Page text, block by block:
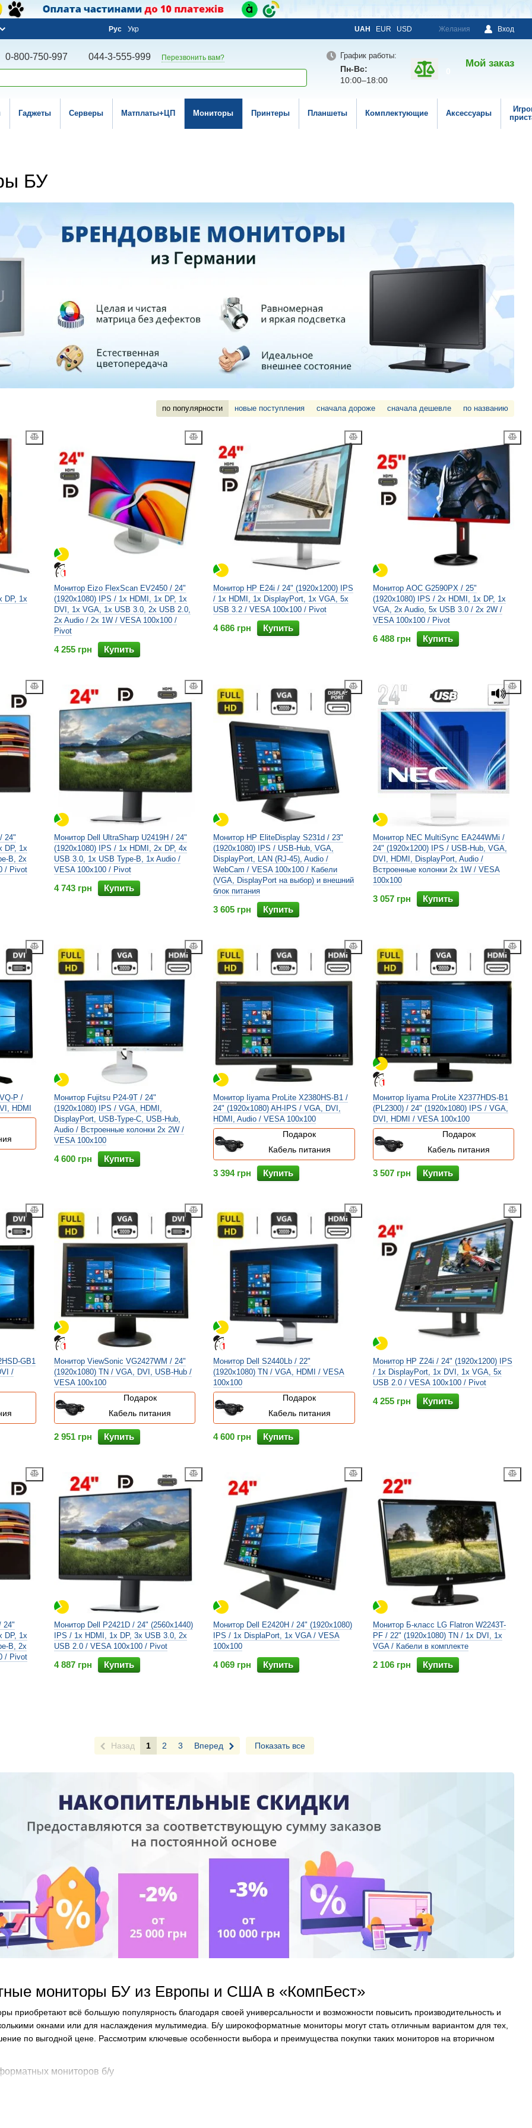
Рус Укр UAH EUR USD Желания Вход
0-800-750-997 044-3-555-999 Перезвонить вам? График работы:
Пн-Вс:
10:00–18:00
Мой заказ
Гаджеты Серверы Матплаты+ЦП Мониторы Принтеры Планшеты Комплектующие Аксессуары
БУ
мониторы БУ из Европы и США в «КомпБест»
приобретают всё большую популярность благодаря своей универсальности и возможности повысить производительность и
окнами или для наслаждения мультимедиа. Б/у широкоформатные мониторы могут стать отличным вариантом для тех,
по выгодной цене. Рассмотрим ключевые особенности выбора и преимущества покупки таких мониторов на вторичном
мониторов б/у
позволяют значительно сэкономить по сравнению с новыми моделями, при этом обеспечивают достойное качество
по популярности новые поступления сначала дороже сначала дешевле по названию
DP, 1x
Монитор Eizo FlexScan EV2450 / 24"
(1920x1080) IPS / 1x HDMI, 1x DP, 1x
DVI, 1x VGA, 1x USB 3.0, 2x USB 2.0,
2x Audio / 2х 1W / VESA 100x100 /
Pivot
4 255 грн Купить
Монитор HP E24i / 24" (1920x1200) IPS
/ 1x HDMI, 1x DisplayPort, 1x VGA, 5x
USB 3.2 / VESA 100x100 / Pivot
4 686 грн Купить
Монитор AOC G2590PX / 25"
(1920x1080) IPS / 2x HDMI, 1x DP, 1x
VGA, 2x Audio, 5x USB 3.0 / 2x 2W /
VESA 100x100 / Pivot
6 488 грн Купить
24"
DP, 1x
B, 2x
/ Pivot
Монитор Dell UltraSharp U2419H / 24"
(1920x1080) IPS / 1x HDMI, 2x DP, 4x
USB 3.0, 1x USB Type-B, 1x Audio /
VESA 100x100 / Pivot
4 743 грн Купить
Монитор HP EliteDisplay S231d / 23"
(1920x1080) IPS / USB-Hub, VGA,
DisplayPort, LAN (RJ-45), Audio /
WebCam / VESA 100x100 / Кабели
(VGA, DisplayPort на выбор) и внешний
блок питания
3 605 грн Купить
Монитор NEC MultiSync EA244WMi /
24" (1920x1200) IPS / USB-Hub, VGA,
DVI, HDMI, DisplayPort, Audio /
Встроенные колонки 2x 1W / VESA
100x100
3 057 грн Купить
P /
HDMI
Монитор Fujitsu P24-9T / 24"
(1920x1080) IPS / VGA, HDMI,
DisplayPort, USB-Type-C, USB-Hub,
Audio / Встроенные колонки 2x 2W /
VESA 100x100
4 600 грн Купить
Монитор Iiyama ProLite X2380HS-B1 /
24" (1920x1080) AH-IPS / VGA, DVI,
HDMI, Audio / VESA 100x100
Подарок
Кабель питания
3 394 грн Купить
Монитор Iiyama ProLite X2377HDS-B1
(PL2300) / 24" (1920x1080) IPS / VGA,
DVI, HDMI / VESA 100x100
Подарок
Кабель питания
3 507 грн Купить
GB1
/
Монитор ViewSonic VG2427WM / 24"
(1920x1080) TN / VGA, DVI, USB-Hub /
VESA 100x100
Подарок
Кабель питания
2 951 грн Купить
Монитор Dell S2440Lb / 22"
(1920x1080) TN / VGA, HDMI / VESA
100x100
Подарок
Кабель питания
4 600 грн Купить
Монитор HP Z24i / 24" (1920x1200) IPS
/ 1x DisplayPort, 1x DVI, 1x VGA, 5x
USB 2.0 / VESA 100x100 / Pivot
4 255 грн Купить
24"
DP, 1x
B, 2x
/ Pivot
Монитор Dell P2421D / 24" (2560x1440)
IPS / 1x HDMI, 1x DP, 3x USB 3.0, 2x
USB 2.0 / VESA 100x100 / Pivot
4 887 грн Купить
Монитор Dell E2420H / 24" (1920x1080)
IPS / 1x DisplaPort, 1x VGA / VESA
100x100
4 069 грн Купить
Монитор Б-класс LG Flatron W2243T-
PF / 22" (1920x1080) TN / 1x DVI, 1x
VGA / Кабели в комплекте
2 106 грн Купить
Назад 1 2 3 Вперед Показать все